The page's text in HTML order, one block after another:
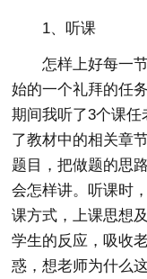
1、听课
怎样上好每一
始的一个礼拜的任
期间我听了3个课
了教材中的相关章
题目，把做题的思
会怎样讲。听课时
课方式，上课思想
学生的反应，吸收
惑，想老师为什么这